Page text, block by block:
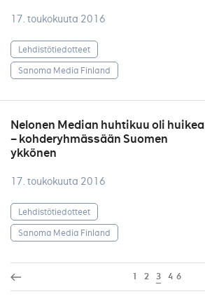
17. toukokuuta 2016
Lehdistötiedotteet
Sanoma Media Finland
Nelonen Median huhtikuu oli huikea
– kohderyhmässään Suomen
ykkönen
17. toukokuuta 2016
Lehdistötiedotteet
Sanoma Media Finland
1 2 3 4 6